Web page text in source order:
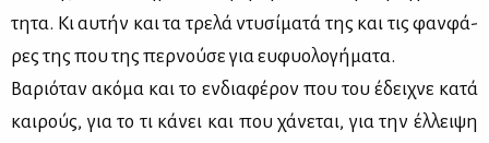
τη­τα. Κι αυ­τήν και τα τρε­λά ντυ­σί­μα­τά της και τις φαν­φά­
ρες της που της περ­νού­σε για ευ­φυο­λο­γή­μα­τα.
Βα­ριό­ταν ακό­μα και το εν­δια­φέ­ρον που του έδει­χνε κα­τά
και­ρούς, για το τι κά­νει και που χά­νε­ται, για την έλ­λει­ψη